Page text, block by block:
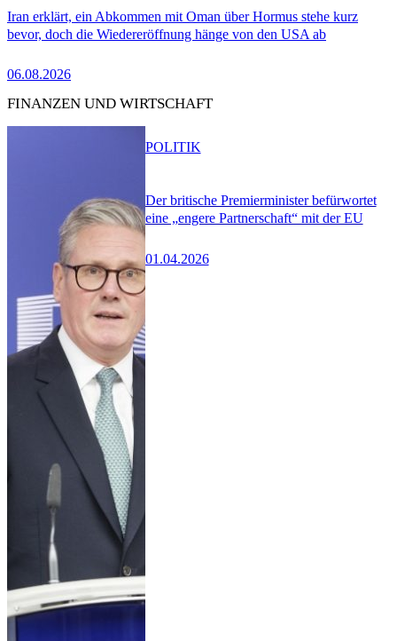
Iran erklärt, ein Abkommen mit Oman über Hormus stehe kurz
bevor, doch die Wiedereröffnung hänge von den USA ab
06.08.2026
FINANZEN UND WIRTSCHAFT
Der britische Premierminister befürwortet
eine „engere Partnerschaft“ mit der EU
01.04.2026
POLITIK